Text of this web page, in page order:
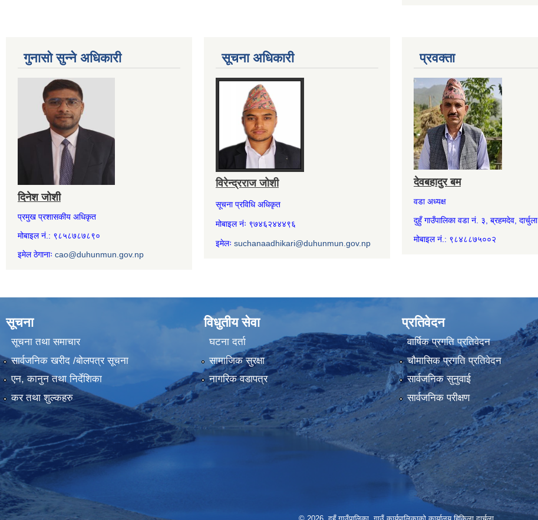
गुनासो सुन्ने अधिकारी
दिनेश जोशी
प्रमुख प्रशासकीय अधिकृत
मोबाइल नं.: ९८५८७८७८९०
इमेल ठेगानाः cao@duhunmun.gov.np
सूचना अधिकारी
विरेन्द्रराज जोशी
सूचना प्रविधि अधिकृत
मोबाइल नंः ९७४६२४४४९६
इमेलः suchanaadhikari@duhunmun.gov.np
प्रवक्ता
देवबहादुर बम
वडा अध्यक्ष
दुहुँ गाउँपालिका वडा नं. ३, ब्रहमदेव, दार्चुला
मोबाइल नं.: ९८४८८७५००२
सूचना
सूचना तथा समाचार
सार्वजनिक खरीद /बोलपत्र सूचना
एन, कानुन तथा निर्देशिका
कर तथा शुल्कहरु
विधुतीय सेवा
घटना दर्ता
सामाजिक सुरक्षा
नागरिक वडापत्र
प्रतिवेदन
वार्षिक प्रगति प्रतिवेदन
चौमासिक प्रगति प्रतिवेदन
सार्वजनिक सुनुवाई
सार्वजनिक परीक्षण